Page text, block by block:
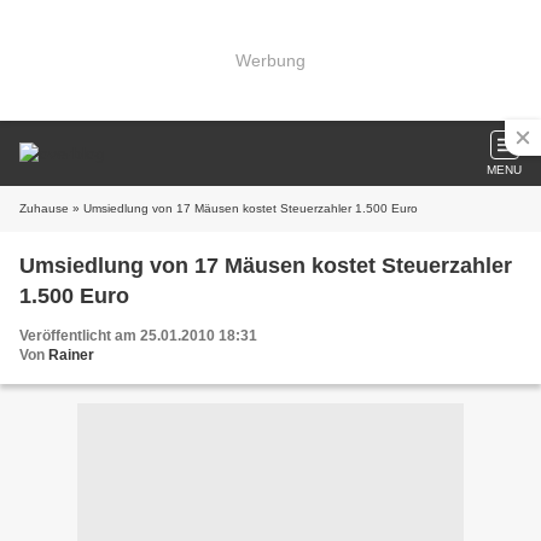
Werbung
MENU
Zuhause » Umsiedlung von 17 Mäusen kostet Steuerzahler 1.500 Euro
Umsiedlung von 17 Mäusen kostet Steuerzahler
1.500 Euro
Veröffentlicht am 25.01.2010 18:31
Von Rainer